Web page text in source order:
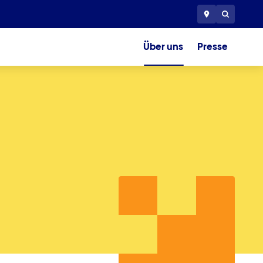
Über uns Presse